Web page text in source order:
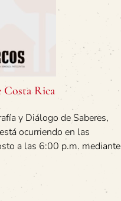
Costa Rica
y Diálogo de Saberes,
ocurriendo en las
a las 6:00 p.m. mediante